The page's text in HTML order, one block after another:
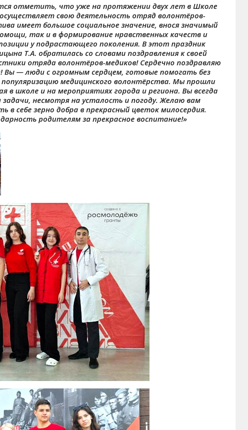
отметить, что уже на протяжении двух лет в Школе
свою деятельность отряд волонтёров-
имеет большое социальное значение, внося значимый
так и в формирование нравственных качеств и
у подрастающего поколения. В этот праздник
Т.А. обратилась со словами поздравления к своей
отряда волонтёров-медиков! Сердечно поздравляю
Вы — люди с огромным сердцем, готовые помогать без
медицинского волонтёрства. Мы прошли
в школе и на мероприятиях города и региона. Вы всегда
несмотря на усталость и погоду. Желаю вам
в себе зерно добра в прекрасный цветок милосердия.
родителям за прекрасное воспитание!»